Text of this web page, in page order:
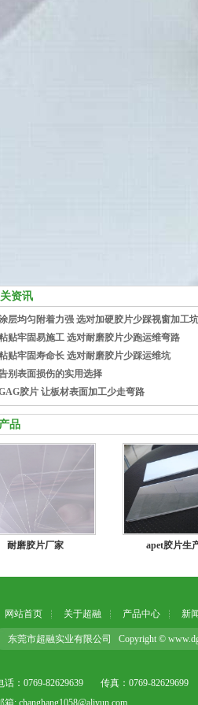
资讯
层均匀附着力强 选对加硬胶片少踩视窗加工坑
贴牢固易施工 选对耐磨胶片少跑运维弯路
贴牢固寿命长 选对耐磨胶片少踩运维坑
别表面损伤的实用选择
胶片 让板材表面加工少走弯路
品
耐磨胶片厂家 apet胶片生
网站首页 关于超融 产品中心 新
东莞市超融实业有限公司 Copyright ©
话：0769-82629639
传真：0769-82629699
箱: changhang1058@aliyun.com